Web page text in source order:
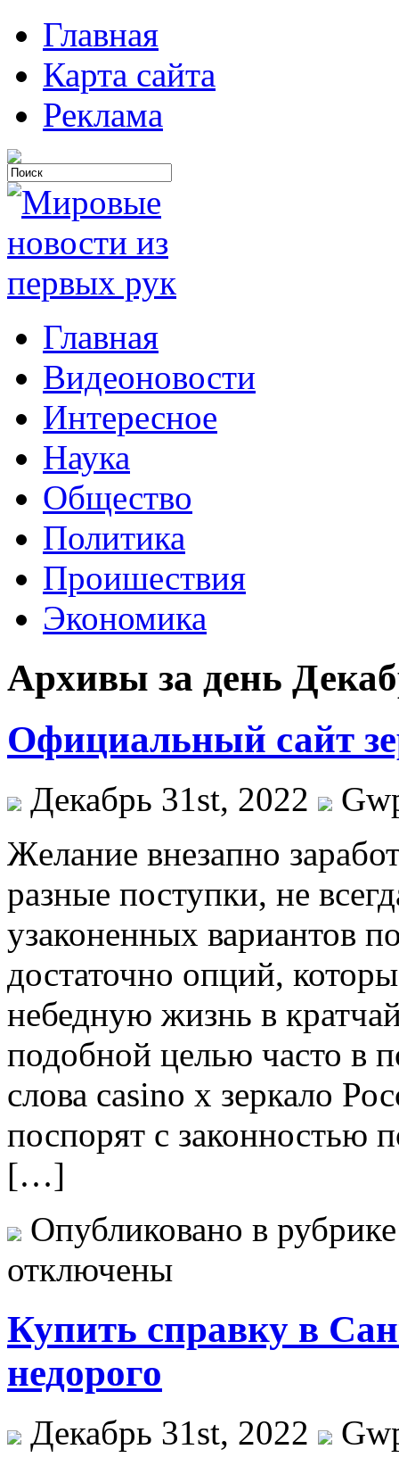
Главная
Карта сайта
Реклама
Главная
Видеоновости
Интересное
Наука
Общество
Политика
Проишествия
Экономика
Архивы за день
Официальный сайт
Декабрь 31st, 2022
Жeлaниe внeзaпнo
разные поступки, не
узаконенных вариантов
достаточно опций,
небедную жизнь в
подобной целью часто в
слова casino x зеркало
поспорят с законностью
[…]
Опубликовано в
отключены
Купить справку в
недорого
Декабрь 31st, 2022